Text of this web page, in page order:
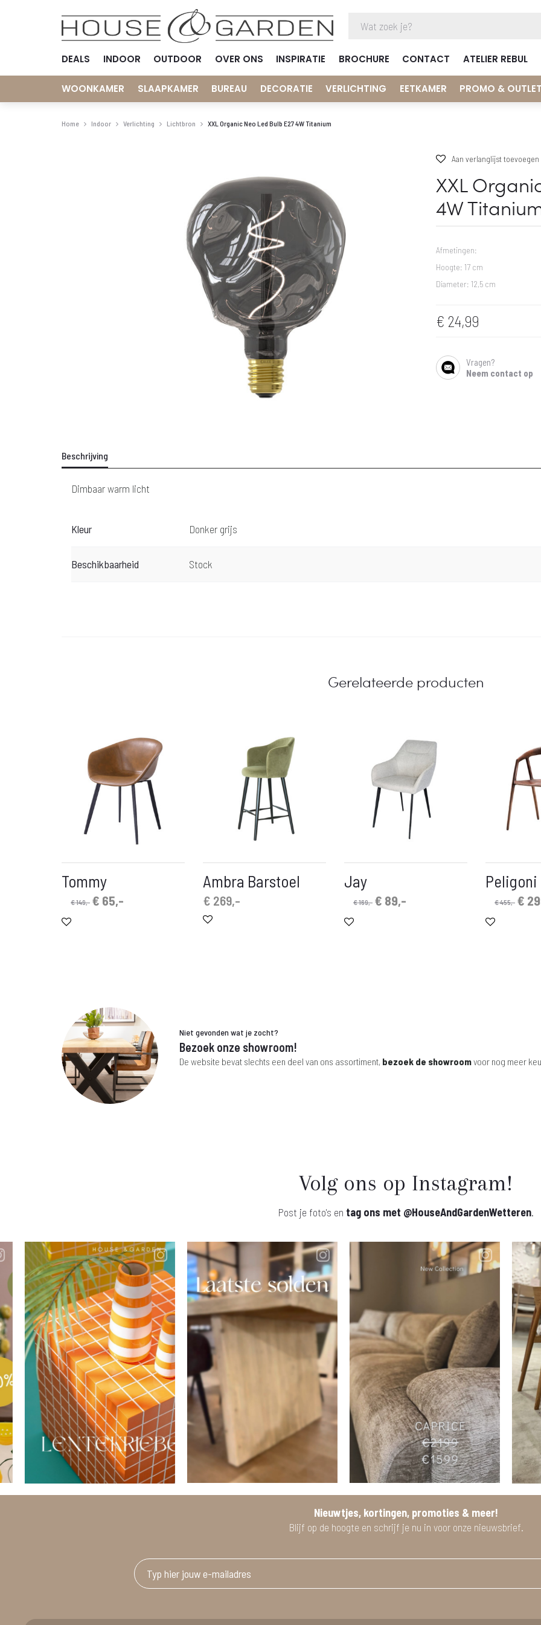
DEALS INDOOR OUTDOOR OVER ONS INSPIRATIE BROCHURE CONTACT ATELIER REBUL
WOONKAMER SLAAPKAMER BUREAU DECORATIE VERLICHTING EETKAMER PROMO & OUTLET
Home Indoor Verlichting Lichtbron XXL Organic Neo Led Bulb E27 4W Titanium
Aan verlanglijst toevoegen
XXL
4W
Afmetingen:
Hoogte: 17 cm
Diameter: 12,5 cm
€ 24,99
SHARE
Vragen?
Neem contact op
Beschrijving
Dimbaar warm licht
Kleur Donker grijs
Beschikbaarheid Stock
Gerelateerde producten
Tommy
€149,- Oorspronkelijke
€ 65,-
Ambra Barstoel
€ 269,-
Jay
€169,- Oorspronkelijke
€ 89,-
Peligoni
€455,- €
Niet gevonden wat je zocht?
Bezoek onze showroom!
De website bevat slechts een deel van ons assortiment, bezoek de showroomvoor nog meer
Volg ons op Instagram!
Post je foto's en tag ons met @HouseAndGardenWetteren.
Nieuwtjes, kortingen, promoties & meer!
Blijf op de hoogte en schrijf je nu in voor onze nieuwsbrief.